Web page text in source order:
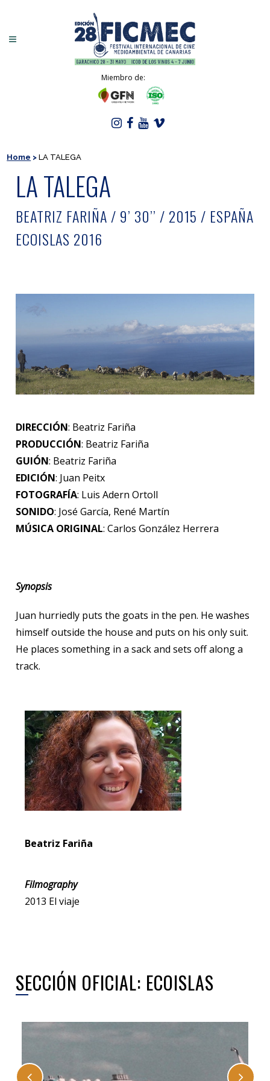
Miembro de:
Home >LA TALEGA
LA TALEGA
BEATRIZ FARIÑA / 9’ 30’’ / 2015 / ESPAÑA
ECOISLAS 2016
DIRECCIÓN: Beatriz Fariña
PRODUCCIÓN: Beatriz Fariña
GUIÓN: Beatriz Fariña
EDICIÓN: Juan Peitx
FOTOGRAFÍA: Luis Adern Ortoll
SONIDO: José García, René Martín
MÚSICA ORIGINAL: Carlos González Herrera
Synopsis
Juan hurriedly puts the goats in the pen. He washes
himself outside the house and puts on his only suit.
He places something in a sack and sets off along a
track.
Beatriz Fariña
Filmography
2013 El viaje
SECCIÓN OFICIAL: ECOISLAS